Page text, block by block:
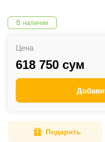
В наличии
Цена
618 750 сум
Подарить